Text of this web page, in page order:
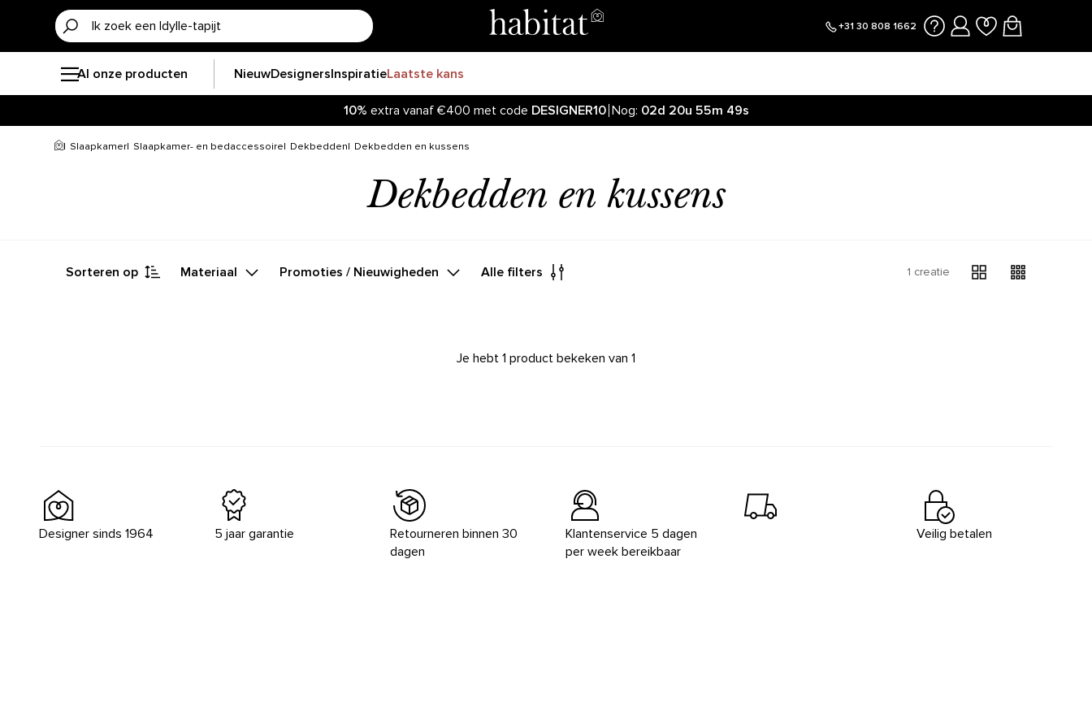
+31 30 808 1662
Al onze producten NieuwDesignersInspiratieLaatste kans
10% extra vanaf €400 met code DESIGNER10 Nog: 02d 20u 55m 49s
Slaapkamer Slaapkamer- en bedaccessoire Dekbedden Dekbedden en kussens
Dekbedden en kussens
Sorteren op Materiaal Promoties / Nieuwigheden Alle filters 1 creatie
Je hebt 1 product bekeken van 1
Designer sinds 1964 5 jaar garantie
Retourneren binnen 30
dagen
Klantenservice 5 dagen
per week bereikbaar
Veilig betalen